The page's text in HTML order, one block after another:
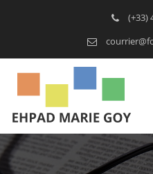
(+33)